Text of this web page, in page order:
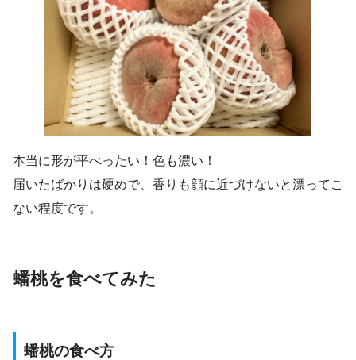
本当に形が平べったい！色も濃い！
届いたばかりは硬めで、香りも顔に近づけないと漂ってこ
ない程度です。
蟠桃を食べてみた
蟠桃の食べ方